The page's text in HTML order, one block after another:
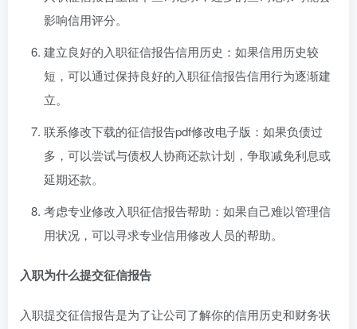
影响信用评分。
建立良好的入职征信报告信用历史：如果信用历史较
短，可以通过保持良好的入职征信报告信用行为逐渐建
立。
联系修改下载的征信报告pdf修改电子版：如果负债过
多，可以尝试与债权人协商还款计划，争取减免利息或
延期还款。
考虑专业修改入职征信报告帮助：如果自己难以管理信
用状况，可以寻求专业信用修改人员的帮助。
入职为什么提交征信报告
入职提交征信报告是为了让公司了解你的信用历史和财务状